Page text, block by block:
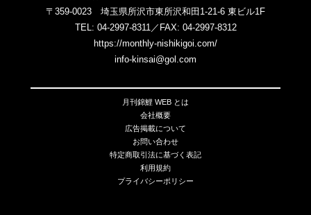
〒359-0023 埼玉県所沢市東所沢和田1-21-6 東ビル1F
TEL: 04-2997-8311／FAX: 04-2997-8312
https://monthly-nishikigoi.com/
info-kinsai@gol.com
月刊錦鯉 WEB とは
会社概要
広告掲載について
お問い合わせ
特定商取引法に基づく表記
利用規約
プライバシーポリシー